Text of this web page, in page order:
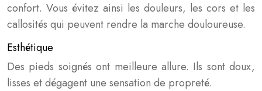
confort. Vous évitez ainsi les douleurs, les cors et les
callosités qui peuvent rendre la marche douloureuse.
Esthétique
Des pieds soignés ont meilleure allure. Ils sont doux,
lisses et dégagent une sensation de propreté.